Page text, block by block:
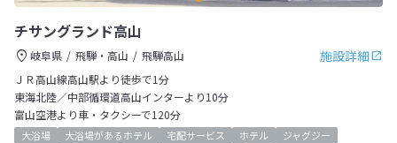
チサングランド高山
施設詳細
岐阜県 飛騨・高山
飛騨高山
ＪＲ高山線高山駅より徒歩で1分
東海北陸／中部循環道高山インターより10分
富山空港より車・タクシーで120分
大浴場 大浴場があるホテル 宅配サービス ホテル
ジャグジー